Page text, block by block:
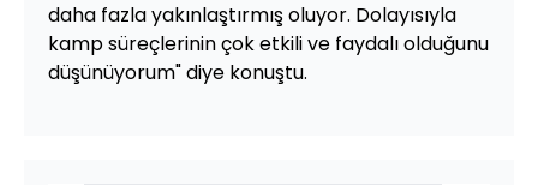
daha fazla yakınlaştırmış oluyor. Dolayısıyla
kamp süreçlerinin çok etkili ve faydalı olduğunu
düşünüyorum" diye konuştu.